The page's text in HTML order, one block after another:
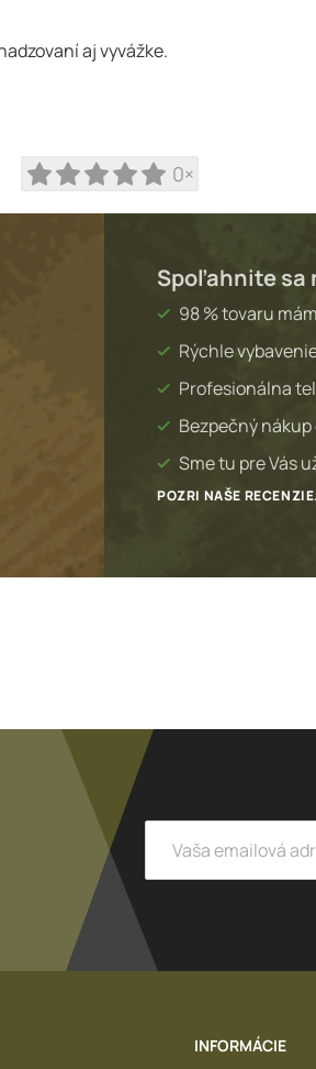
aj vyvážke.
0×
Spoľahnite sa
98 % tovaru
Rýchle
Profesionálna
Bezpečný
Sme tu pre Vás
POZRI NAŠE
INFORMÁCIE